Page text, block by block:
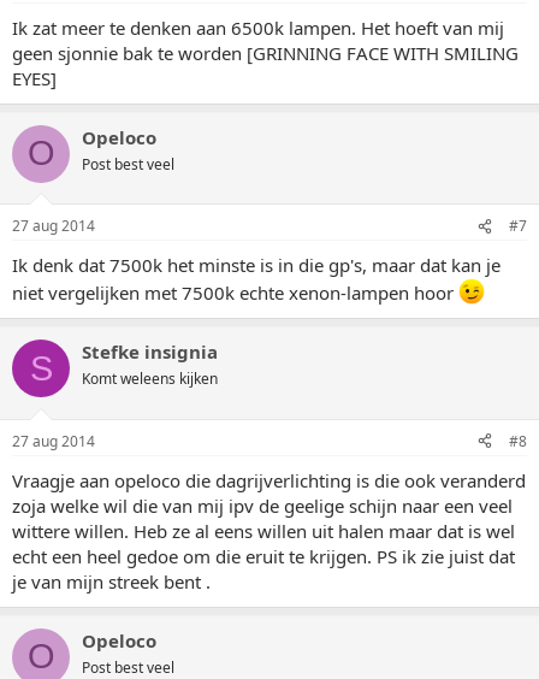
Ik zat meer te denken aan 6500k lampen. Het hoeft van mij
geen sjonnie bak te worden [GRINNING FACE WITH SMILING
EYES]
O Opeloco
Post best veel
27 aug 2014 #7
Ik denk dat 7500k het minste is in die gp's, maar dat kan je
niet vergelijken met 7500k echte xenon-lampen hoor
S Stefke insignia
Komt weleens kijken
27 aug 2014 #8
Vraagje aan opeloco die dagrijverlichting is die ook veranderd
zoja welke wil die van mij ipv de geelige schijn naar een veel
wittere willen. Heb ze al eens willen uit halen maar dat is wel
echt een heel gedoe om die eruit te krijgen. PS ik zie juist dat
je van mijn streek bent .
O Opeloco
Post best veel